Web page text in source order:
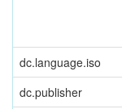
dc.language.iso
dc.publisher